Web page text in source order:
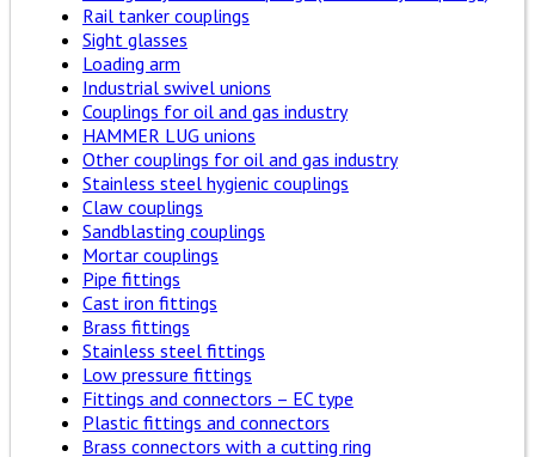
Rail tanker couplings
Sight glasses
Loading arm
Industrial swivel unions
Couplings for oil and gas industry
HAMMER LUG unions
Other couplings for oil and gas industry
Stainless steel hygienic couplings
Claw couplings
Sandblasting couplings
Mortar couplings
Pipe fittings
Cast iron fittings
Brass fittings
Stainless steel fittings
Low pressure fittings
Fittings and connectors – EC type
Plastic fittings and connectors
Brass connectors with a cutting ring